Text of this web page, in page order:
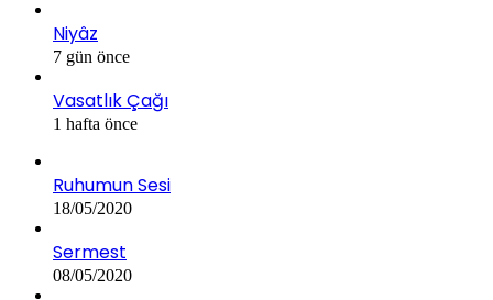
Niyâz
7 gün önce
Vasatlık Çağı
1 hafta önce
Ruhumun Sesi
18/05/2020
Sermest
08/05/2020